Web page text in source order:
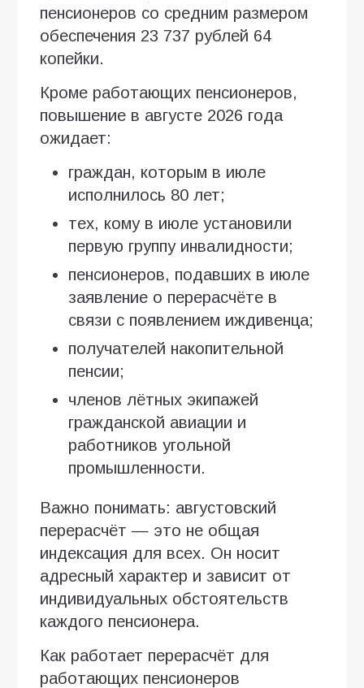
пенсионеров со средним размером
обеспечения 23 737 рублей 64
копейки.
Кроме работающих пенсионеров,
повышение в августе 2026 года
ожидает:
граждан, которым в июле
исполнилось 80 лет;
тех, кому в июле установили
первую группу инвалидности;
пенсионеров, подавших в июле
заявление о перерасчёте в
связи с появлением иждивенца;
получателей накопительной
пенсии;
членов лётных экипажей
гражданской авиации и
работников угольной
промышленности.
Важно понимать: августовский
перерасчёт — это не общая
индексация для всех. Он носит
адресный характер и зависит от
индивидуальных обстоятельств
каждого пенсионера.
Как работает перерасчёт для
работающих пенсионеров